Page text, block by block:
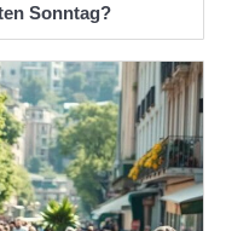
Sonntag?